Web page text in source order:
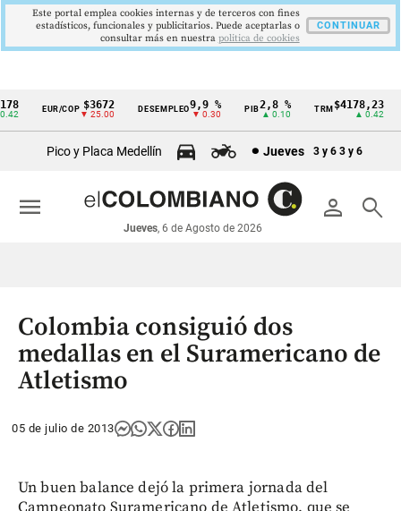
Cintillo
económicos
Colombia
EUR/COP $3672
▼ 25.00
DESEMPLEO9,9 %
▼ 0.30
PIB2,8 %
▲ 0.10
TRM$4178,23
▲ 0.42
Pico y Placa Medellín Jueves 3 y 6 3 y 6
person search
Jueves, 6 de Agosto de 2026
menu
Colombia consiguió dos
medallas en el Suramericano de
Atletismo
05 de julio de 2013
Un buen balance dejó la primera jornada del
Este portal emplea cookies internas y de terceros con fines
estadísticos, funcionales y publicitarios. Puede aceptarlas o
consultar más en nuestra politica de cookies
CONTINUAR